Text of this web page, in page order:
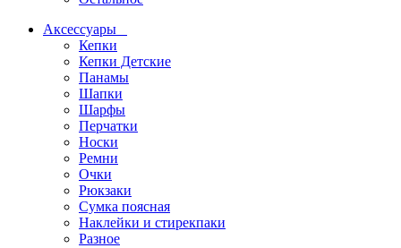
Аксессуары
Кепки
Кепки Детские
Панамы
Шапки
Шарфы
Перчатки
Носки
Ремни
Очки
Рюкзаки
Сумка поясная
Наклейки и стирекпаки
Разное